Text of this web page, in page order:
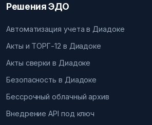
Решения ЭДО
Автоматизация учета в Диадоке
Акты и ТОРГ-12 в Диадоке
Акты сверки в Диадоке
Безопасность в Диадоке
Бессрочный облачный архив
Внедрение API под ключ